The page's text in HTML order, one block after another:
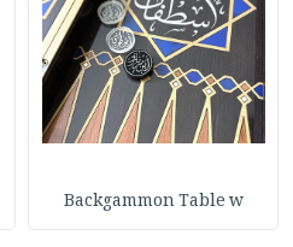
Backgammon Table w